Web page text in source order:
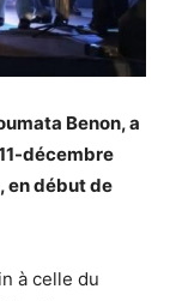
Benon, a
décembre
en début de
à celle du